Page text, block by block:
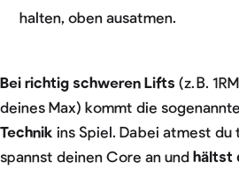
halten, oben ausatmen.
Bei richtig schweren Lifts (z. B.
deines Max) kommt die sogenannte
Technik ins Spiel. Dabei atmest du
spannst deinen Core an und hältst